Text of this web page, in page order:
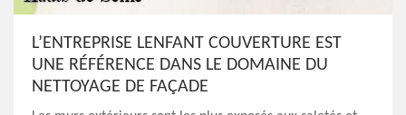
L’ENTREPRISE LENFANT COUVERTURE EST
UNE RÉFÉRENCE DANS LE DOMAINE DU
NETTOYAGE DE FAÇADE